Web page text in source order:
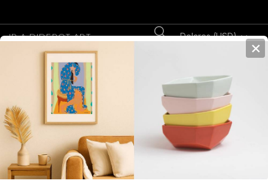
IR A DIDEROT.ART Dolares (USD)
Home Experiencia Living 2025
Descubrí objetos de arte creados por artistas y
Experiencia Living 2025
×